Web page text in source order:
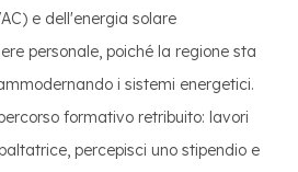
e dell'energia solare
personale, poiché la regione sta
i sistemi energetici.
formativo retribuito: lavori
percepisci uno stipendio e